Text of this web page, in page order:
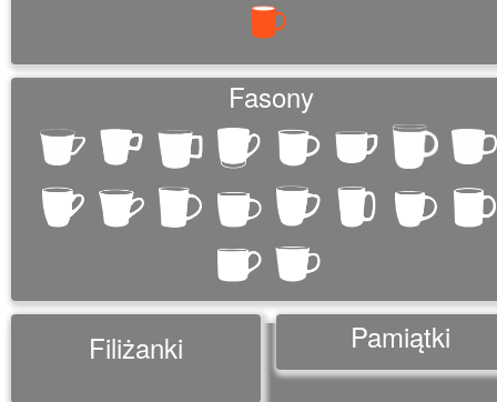
Fasony
Filiżanki Pamiątki